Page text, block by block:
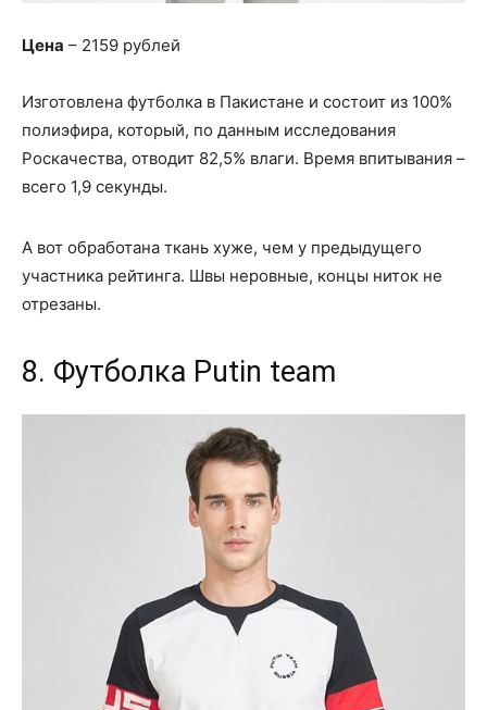
Цена – 2159 рублей
Изготовлена футболка в Пакистане и состоит из 100%
полиэфира, который, по данным исследования
Роскачества, отводит 82,5% влаги. Время впитывания –
всего 1,9 секунды.
А вот обработана ткань хуже, чем у предыдущего
участника рейтинга. Швы неровные, концы ниток не
отрезаны.
8. Футболка Putin team